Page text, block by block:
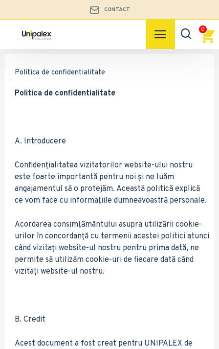
CONTACT
0
Politica de confidentialitate
Politica de confidentialitate
A. Introducere
Confidențialitatea vizitatorilor website-ului nostru
este foarte importantă pentru noi și ne luăm
angajamentul să o protejăm. Această politică explică
ce vom face cu informațiile dumneavoastră personale.
Acordarea consimțământului asupra utilizării cookie-
urilor în concordanță cu termenii acestei politici atunci
când vizitați website-ul nostru pentru prima dată, ne
permite să utilizăm cookie-uri de fiecare dată când
vizitați website-ul nostru.
B. Credit
Acest document a fost creat pentru UNIPALEX de